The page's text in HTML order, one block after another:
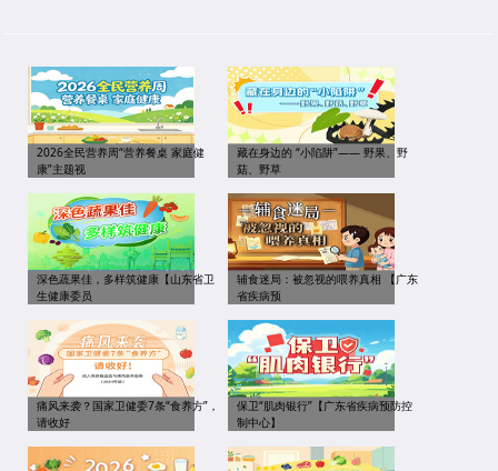
2026全民营养周“营养餐桌 家庭健
康”主题视
藏在身边的 “小陷阱”—— 野果、野
菇、野草
深色蔬果佳，多样筑健康【山东省卫
生健康委员
辅食迷局：被忽视的喂养真相 【广东
省疾病预
痛风来袭？国家卫健委7条“食养方”，
请收好
保卫“肌肉银行”【广东省疾病预防控
制中心】